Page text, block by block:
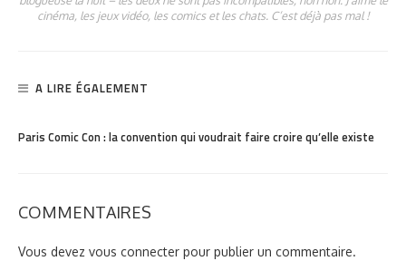
cinéma, les jeux vidéo, les comics et les chats. C’est déjà pas mal !
A LIRE ÉGALEMENT
Paris Comic Con : la convention qui voudrait faire croire qu’elle existe
COMMENTAIRES
Vous devez vous connecter pour publier un commentaire.